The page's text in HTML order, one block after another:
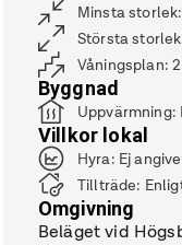
Minsta storlek:
Största storlek
Våningsplan:2
Byggnad
Uppvärmning:
Villkor lokal
Hyra: Ej
Tillträde:
Omgivning
Beläget vid